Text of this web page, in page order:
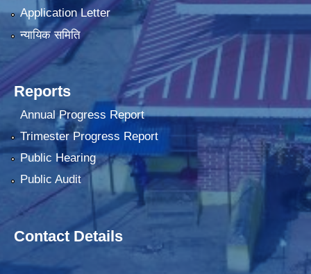
Application Letter
न्यायिक समिति
Reports
Annual Progress Report
Trimester Progress Report
Public Hearing
Public Audit
Contact Details